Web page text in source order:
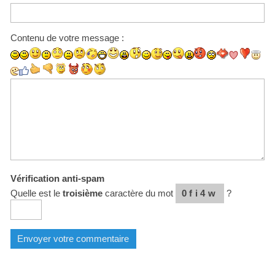
Contenu de votre message :
Vérification anti-spam
Quelle est le troisièmecaractère du mot 0fi4w ?